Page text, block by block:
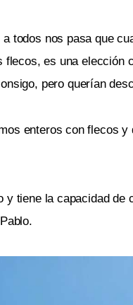
todos nos pasa que
es una
pero querían
enteros con flecos
y tiene la capacidad